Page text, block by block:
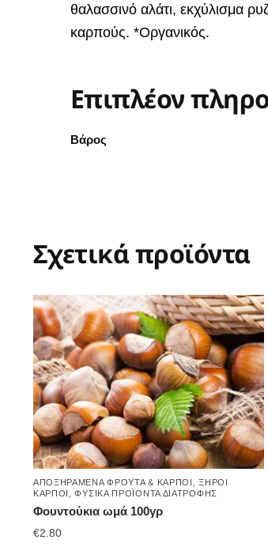
θαλασσινό αλάτι, εκχύλισμα
καρπούς. *Οργανικός.
Επιπλέον
Βάρος
Σχετικά προϊόντα
ΑΠΟΞΗΡΑΜΈΝΑ ΦΡΟΎΤΑ & ΚΑΡΠΟΊ ,ΞΗΡΟΊ
ΚΑΡΠΟΊ
,ΦΥΣΙΚΆ ΠΡΟΪΌΝΤΑ ΔΙΑΤΡΟΦΉΣ
Φουντούκια ωμά 100γρ
€2.80